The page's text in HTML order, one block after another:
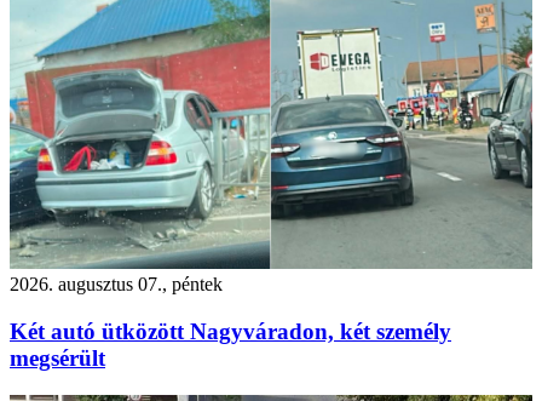
2026. augusztus 07., péntek
Két autó ütközött Nagyváradon, két személy
megsérült